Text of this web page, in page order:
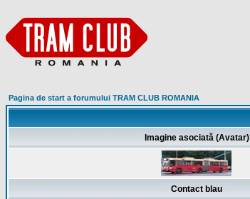
Pagina de start a forumului TRAM CLUB ROMANIA
Imagine asociată (Avatar)
Contact blau